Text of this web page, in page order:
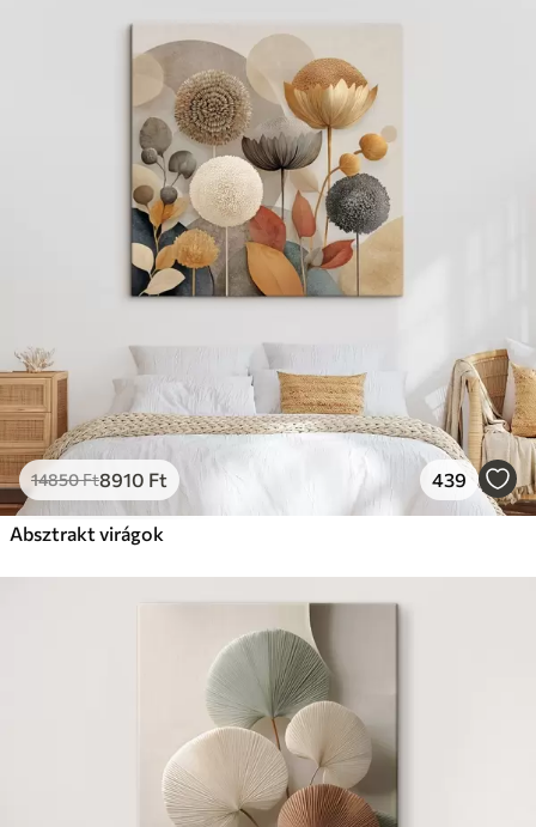
14850Ft8910 Ft 439
Absztrakt virágok